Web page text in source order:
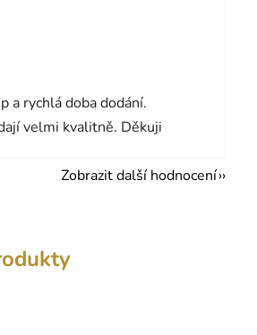
je 5 z 5 hvězdiček.
a rychlá doba dodání.
velmi kvalitně. Děkuji
Zobrazit další hodnocení